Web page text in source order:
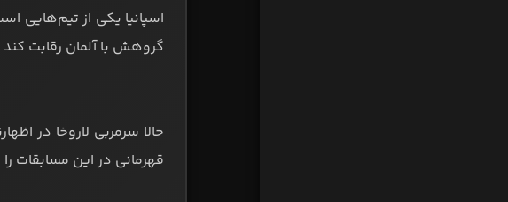
اسپانیا یکی از تیم‌هایی
گروهش با آلمان رقابت
حالا سرمربی لاروخا در
قهرمانی در این مسابقات را